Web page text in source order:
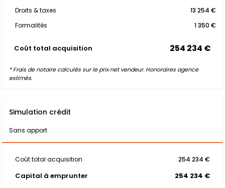
Droits & taxes
13 254 €
Formalités
1 350 €
Coût total acquisition 254 234 €
* Frais de notaire calculés sur le prix net vendeur. Honoraires agence
estimés.
Simulation crédit
Sans apport
Coût total acquisition 254 234 €
Capital à emprunter 254 234 €